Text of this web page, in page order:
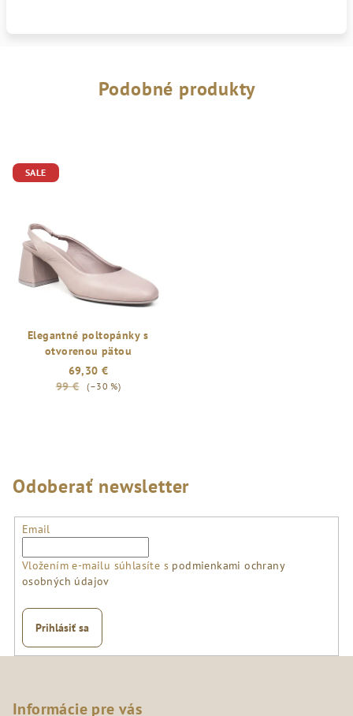
Podobné produkty
SALE
Elegantné poltopánky s
otvorenou pätou
69,30 €
99 €
(–30 %)
Odoberať newsletter
Email
Vložením e-mailu súhlasíte s podmienkami ochrany
osobných údajov
Prihlásiť sa
Informácie pre vás